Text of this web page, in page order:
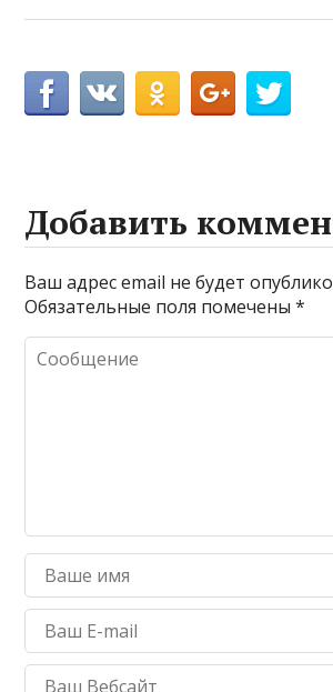
Добавить
Ваш адрес email не будет
Обязательные поля помечены*